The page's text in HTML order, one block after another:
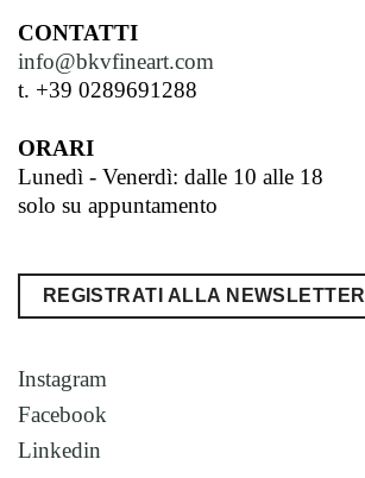
CONTATTI
info@bkvfineart.com
t. +39 0289691288
ORARI
Lunedì - Venerdì: dalle 10 alle 18
solo su appuntamento
REGISTRATI ALLA NEWSLETTER
Instagram
Facebook
Linkedin